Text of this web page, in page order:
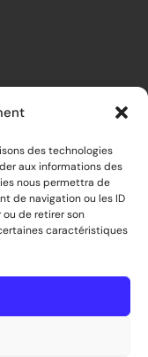
des technologies
aux informations des
nous permettra de
de navigation ou les ID
de retirer son
caractéristiques
– Tous